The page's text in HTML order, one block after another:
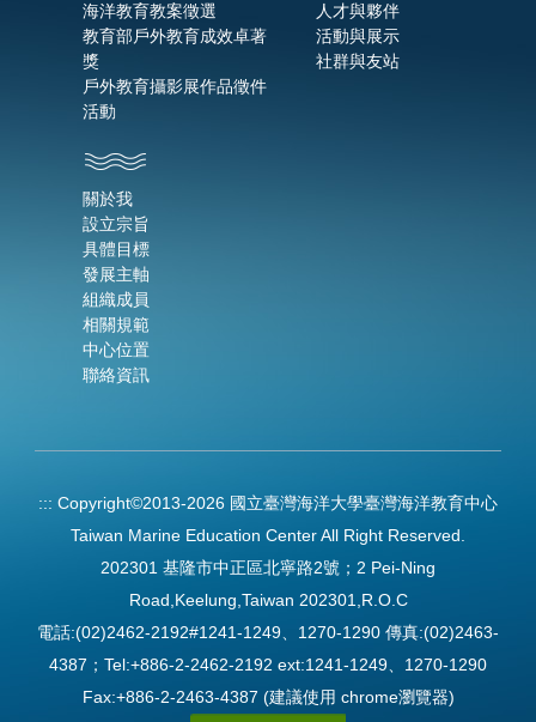
海洋教育教案徵選
教育部戶外教育成效卓著
獎
戶外教育攝影展作品徵件
活動
人才與夥伴
活動與展示
社群與友站
關於我
設立宗旨
具體目標
發展主軸
組織成員
相關規範
中心位置
聯絡資訊
::: Copyright©2013-2026 國立臺灣海洋大學臺灣海洋教育中心
Taiwan Marine Education Center All Right Reserved.
202301 基隆市中正區北寧路2號；2 Pei-Ning
Road,Keelung,Taiwan 202301,R.O.C
電話:(02)2462-2192#1241-1249、1270-1290 傳真:(02)2463-
4387；Tel:+886-2-2462-2192 ext:1241-1249、1270-1290
Fax:+886-2-2463-4387 (建議使用 chrome瀏覽器)